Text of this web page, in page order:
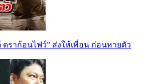
ดราก้อนไฟว์” ส่งให้เพื่อน ก่อนหายตัว